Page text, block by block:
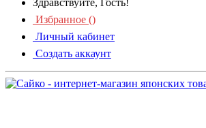
Здравствуйте, Гость!
Избранное ()
Личный кабинет
Создать аккаунт